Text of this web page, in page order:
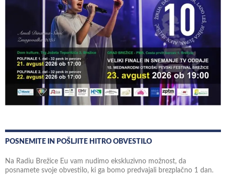
POSNEMITE IN POŠLJITE HITRO OBVESTILO
Na Radiu Brežice Eu vam nudimo ekskluzivno možnost, da
posnamete svoje obvestilo, ki ga bomo predvajali brezplačno 1 dan.